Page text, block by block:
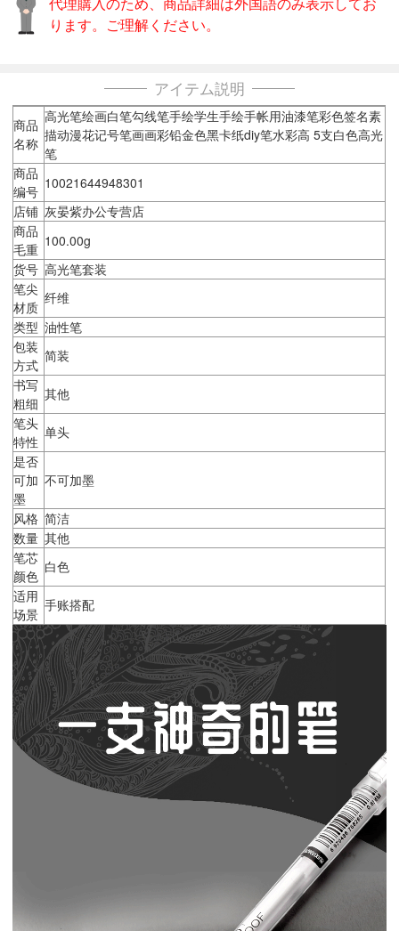
ります。ご理解ください。
アイテム説明
商品
名称
高光笔绘画白笔勾线笔手绘学生手绘手帐用油漆笔彩色签名素
描动漫花记号笔画画彩铅金色黑卡纸diy笔水彩高 5支白色高光
笔
商品
编号 10021644948301
店铺 灰晏紫办公专营店
商品
毛重 100.00g
货号 高光笔套装
笔尖
材质
纤维
类型 油性笔
包装
方式
简装
书写
粗细
其他
笔头
特性
单头
是否
可加
墨
不可加墨
风格 简洁
数量 其他
笔芯
颜色
白色
适用
场景
手账搭配